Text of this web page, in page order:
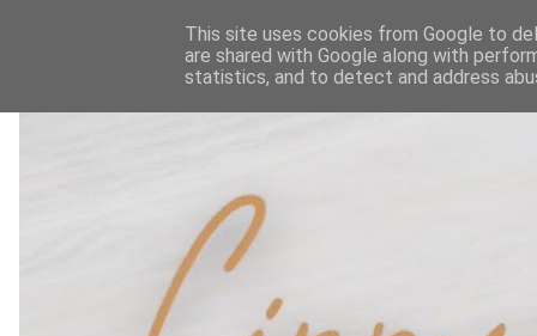
This site uses cookies from Google to
are shared with Google along with
statistics, and to detect and address